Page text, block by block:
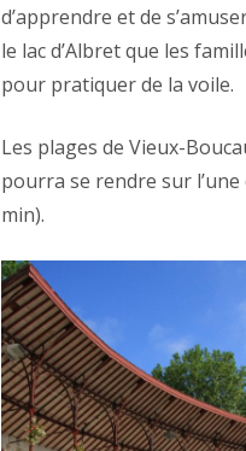
d’apprendre et de
le lac d’Albret que les
pour pratiquer de la voile.
Les plages de Vieux-
pourra se rendre sur
min).